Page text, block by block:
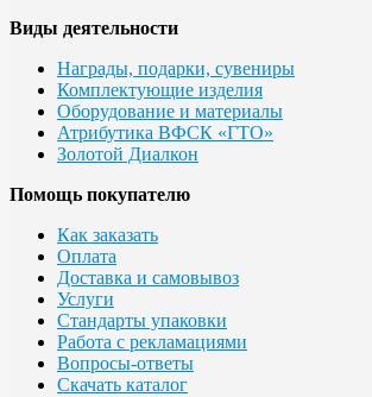
Виды деятельности
Награды, подарки, сувениры
Комплектующие изделия
Оборудование и материалы
Атрибутика ВФСК «ГТО»
Золотой Диалкон
Помощь покупателю
Как заказать
Оплата
Доставка и самовывоз
Услуги
Стандарты упаковки
Работа с рекламациями
Вопросы-ответы
Скачать каталог